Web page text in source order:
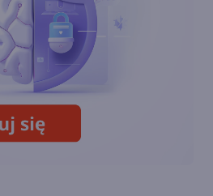
Defender chroni już ponad
50% komputerów z Windows